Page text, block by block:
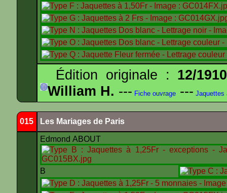
Édition originale : 12/1910
William H. --- Fiche ouvrage --- Jaquettes
015 Les Mariages de Paris
Edmond ABOUT
B